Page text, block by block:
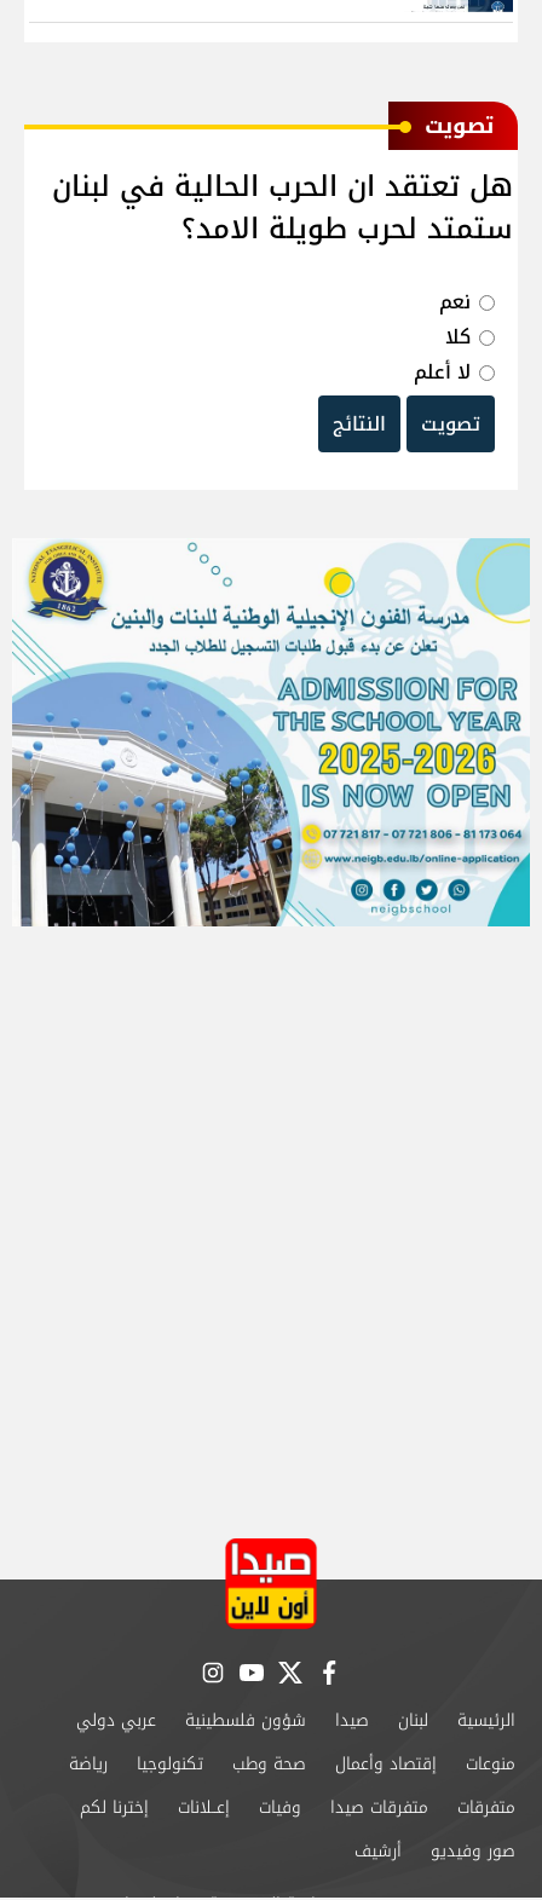
ﺗﺼﻮﻳﺖ
هل تعتقد ان الحرب الحالية في لبنان
ستمتد لحرب طويلة الامد؟
نعم
كلا
لا أعلم
تصويت
النتائج
facebook
twitter
youtube
instagram
الرئيسية لبنان صيدا شؤون فلسطينية
عربي دولي
منوعات
إقتصاد وأعمال صحة وطب تكنولوجيا
رياضة
متفرقات
متفرقات صيدا وفيات إعــلانات
إخترنا لكم
صور وفيديو
أرشيف